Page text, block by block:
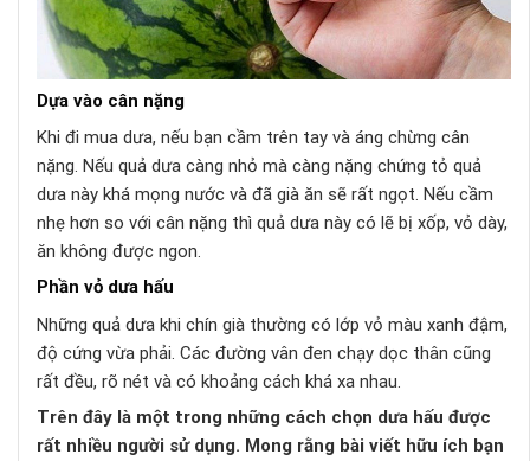
Dựa vào cân nặng
Khi đi mua dưa, nếu bạn cầm trên tay và áng chừng cân
nặng. Nếu quả dưa càng nhỏ mà càng nặng chứng tỏ quả
dưa này khá mọng nước và đã già ăn sẽ rất ngọt. Nếu cầm
nhẹ hơn so với cân nặng thì quả dưa này có lẽ bị xốp, vỏ dày,
ăn không được ngon.
Phần vỏ dưa hấu
Những quả dưa khi chín già thường có lớp vỏ màu xanh đậm,
độ cứng vừa phải. Các đường vân đen chạy dọc thân cũng
rất đều, rõ nét và có khoảng cách khá xa nhau.
Trên đây là một trong những cách chọn dưa hấu được
rất nhiều người sử dụng. Mong rằng bài viết hữu ích bạn